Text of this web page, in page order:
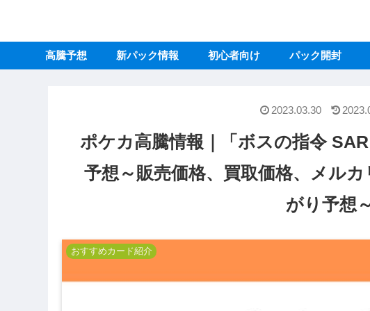
高騰予想 新パック情報 初心者向け パック開封
ポケカ高騰情報｜「ボスの指令
予想～販売価格、買取価格、メル
がり予想
おすすめカード紹介
2023.03.30